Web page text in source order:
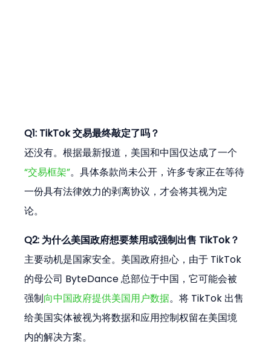
Q1: TikTok 交易最终敲定了吗？
还没有。根据最新报道，美国和中国仅达成了一个
“交易框架”。具体条款尚未公开，许多专家正在等待
一份具有法律效力的剥离协议，才会将其视为定
论。
Q2: 为什么美国政府想要禁用或强制出售 TikTok？
主要动机是国家安全。美国政府担心，由于 TikTok
的母公司 ByteDance 总部位于中国，它可能会被
强制向中国政府提供美国用户数据。将 TikTok 出售
给美国实体被视为将数据和应用控制权留在美国境
内的解决方案。